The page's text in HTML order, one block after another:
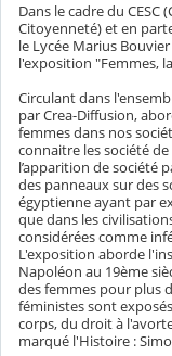
Dans le cadre du
Citoyenneté) et en
le Lycée Marius
l'exposition "Femmes,
Circulant dans
par Crea-Diffusion,
femmes dans nos
connaitre les société
l’apparition de société
des panneaux sur des
égyptienne ayant par
que dans les
considérées comme
L'exposition aborde
Napoléon au 19ème
des femmes pour plus
féministes sont
corps, du droit à
marqué l'Histoire :